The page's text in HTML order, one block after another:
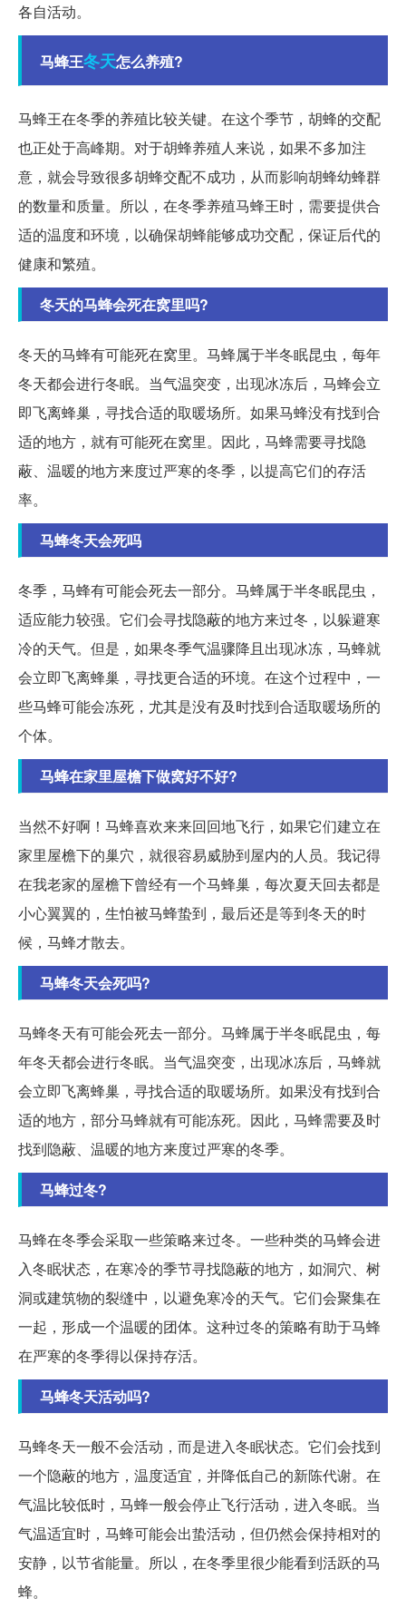
各自活动。
马蜂王冬天怎么养殖?
马蜂王在冬季的养殖比较关键。在这个季节，胡蜂的交配
也正处于高峰期。对于胡蜂养殖人来说，如果不多加注
意，就会导致很多胡蜂交配不成功，从而影响胡蜂幼蜂群
的数量和质量。所以，在冬季养殖马蜂王时，需要提供合
适的温度和环境，以确保胡蜂能够成功交配，保证后代的
健康和繁殖。
冬天的马蜂会死在窝里吗?
冬天的马蜂有可能死在窝里。马蜂属于半冬眠昆虫，每年
冬天都会进行冬眠。当气温突变，出现冰冻后，马蜂会立
即飞离蜂巢，寻找合适的取暖场所。如果马蜂没有找到合
适的地方，就有可能死在窝里。因此，马蜂需要寻找隐
蔽、温暖的地方来度过严寒的冬季，以提高它们的存活
率。
马蜂冬天会死吗
冬季，马蜂有可能会死去一部分。马蜂属于半冬眠昆虫，
适应能力较强。它们会寻找隐蔽的地方来过冬，以躲避寒
冷的天气。但是，如果冬季气温骤降且出现冰冻，马蜂就
会立即飞离蜂巢，寻找更合适的环境。在这个过程中，一
些马蜂可能会冻死，尤其是没有及时找到合适取暖场所的
个体。
马蜂在家里屋檐下做窝好不好?
当然不好啊！马蜂喜欢来来回回地飞行，如果它们建立在
家里屋檐下的巢穴，就很容易威胁到屋内的人员。我记得
在我老家的屋檐下曾经有一个马蜂巢，每次夏天回去都是
小心翼翼的，生怕被马蜂蛰到，最后还是等到冬天的时
候，马蜂才散去。
马蜂冬天会死吗?
马蜂冬天有可能会死去一部分。马蜂属于半冬眠昆虫，每
年冬天都会进行冬眠。当气温突变，出现冰冻后，马蜂就
会立即飞离蜂巢，寻找合适的取暖场所。如果没有找到合
适的地方，部分马蜂就有可能冻死。因此，马蜂需要及时
找到隐蔽、温暖的地方来度过严寒的冬季。
马蜂过冬?
马蜂在冬季会采取一些策略来过冬。一些种类的马蜂会进
入冬眠状态，在寒冷的季节寻找隐蔽的地方，如洞穴、树
洞或建筑物的裂缝中，以避免寒冷的天气。它们会聚集在
一起，形成一个温暖的团体。这种过冬的策略有助于马蜂
在严寒的冬季得以保持存活。
马蜂冬天活动吗?
马蜂冬天一般不会活动，而是进入冬眠状态。它们会找到
一个隐蔽的地方，温度适宜，并降低自己的新陈代谢。在
气温比较低时，马蜂一般会停止飞行活动，进入冬眠。当
气温适宜时，马蜂可能会出蛰活动，但仍然会保持相对的
安静，以节省能量。所以，在冬季里很少能看到活跃的马
蜂。